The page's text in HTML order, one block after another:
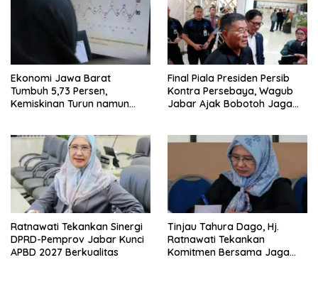
Ekonomi Jawa Barat
Tumbuh 5,73 Persen,
Kemiskinan Turun namun
Final Piala Presiden Persib
Kontra Persebaya, Wagub
Jabar Ajak Bobotoh Jaga
Ratnawati Tekankan Sinergi
DPRD-Pemprov Jabar Kunci
APBD 2027 Berkualitas
Tinjau Tahura Dago, Hj.
Ratnawati Tekankan
Komitmen Bersama Jaga